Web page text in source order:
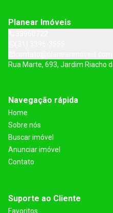
Planear Imóveis
Rua Marte, 693, Jardim Riacho
Navegação rápida
Home
Sobre nós
Buscar imóvel
Anunciar imóvel
Contato
Suporte ao Cliente
Favoritos